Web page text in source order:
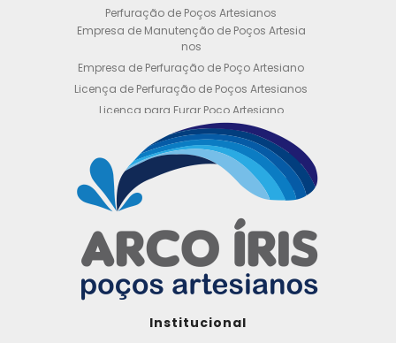
Perfuração de Poços Artesianos
Empresa de Manutenção de Poços Artesia
nos
Empresa de Perfuração de Poço Artesiano
Licença de Perfuração de Poços Artesianos
Licença para Furar Poço Artesiano
Licença para Perfuração de Poço Artesiano
Licença para Poço Semi Artesiano
Manutenção de Poço Semi Artesiano
Manutenção Preventiva de Poços Artesiano
Obtenha sua Licença de Perfuração de Poç
o Artesiano
Orçamento de Poço Semi Artesiano
Orçamento para Perfuração de Poço Artesi
ano
Outorga DAEE para Poço Artesiano
Institucional